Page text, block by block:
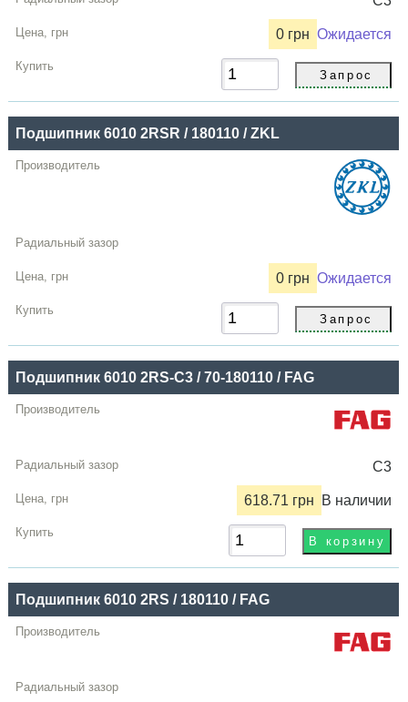
0 грн Ожидается
Подшипник 6010 2RSR / 180110 / ZKL
0 грн Ожидается
Подшипник 6010 2RS-C3 / 70-180110 / FAG
C3
618.71 грн В наличии
Подшипник 6010 2RS / 180110 / FAG